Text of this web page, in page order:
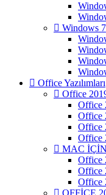
Windows 7
Office Yazılımları
Office
Office
Office
Office
Office
MAC
Office
Office
Office